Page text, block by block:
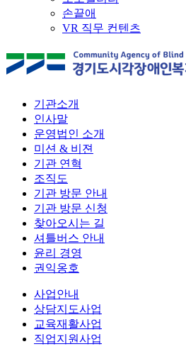
손끝애
VR 직무 컨텐츠
기관소개
인사말
운영법인 소개
미션 & 비젼
기관 연혁
조직도
기관 방문 안내
기관 방문 신청
찾아오시는 길
셔틀버스 안내
윤리 경영
권익옹호
사업안내
상담지도사업
교육재활사업
직업지원사업